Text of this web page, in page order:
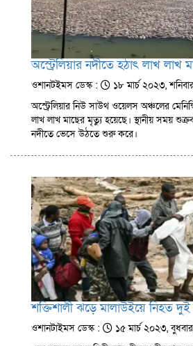
অস্ট্রেলিয়ার নদীতে হঠাৎ লাখ লাখ
ওশানটইমস ডেস্ক :
১৮ মার্চ ২০২৩,
অস্ট্রেলিয়ার নিউ সাউথ ওয়েলস অঞ্চলের
লাখ লাখ মাছের মৃত্যু হয়েছে। স্থানীয় সময়
নদীতে ভেসে উঠতে শুরু করে।
শক্তিশালী ঝড়ে মালাউইয়ে নিহত
ওশানটাইমস ডেস্ক :
১৫ মার্চ ২০২৩,